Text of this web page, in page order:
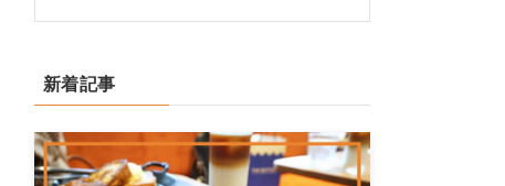
新着記事